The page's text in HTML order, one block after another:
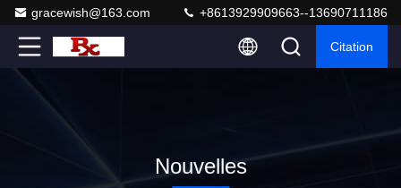
gracewish@163.com +8613929909663--13690711186
Citation
Nouvelles